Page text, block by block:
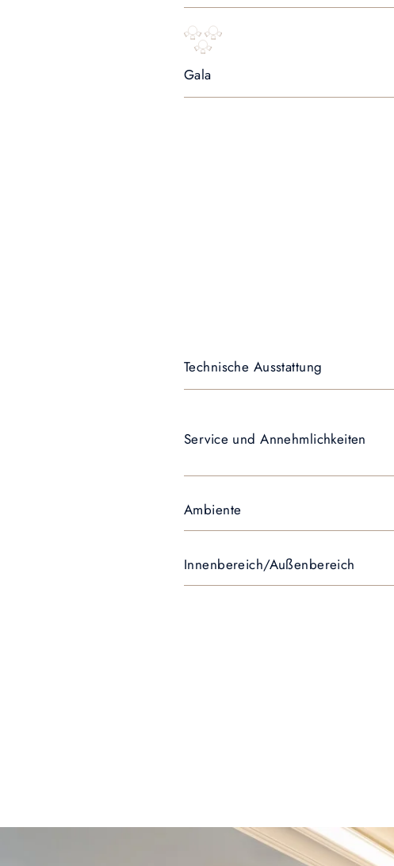
Gala
Technische Ausstattung
Service und Annehmlichkeiten
Ambiente
Innenbereich/Außenbereich